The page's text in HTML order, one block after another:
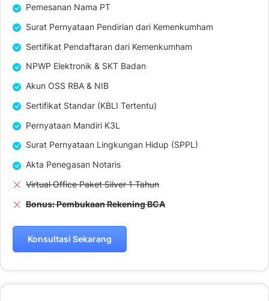
Pemesanan Nama PT
Surat Pernyataan Pendirian dari Kemenkumham
Sertifikat Pendaftaran dari Kemenkumham
NPWP Elektronik & SKT Badan
Akun OSS RBA & NIB
Sertifikat Standar (KBLI Tertentu)
Pernyataan Mandiri K3L
Surat Pernyataan Lingkungan Hidup (SPPL)
Akta Penegasan Notaris
Virtual Office Paket Silver 1 Tahun
Bonus: Pembukaan Rekening BCA
Konsultasi Sekarang